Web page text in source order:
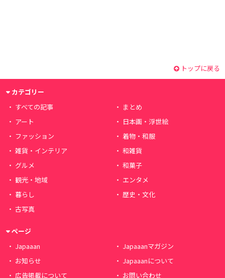
トップに戻る
カテゴリー
すべての記事
まとめ
アート
日本画・浮世絵
ファッション
着物・和服
雑貨・インテリア
和雑貨
グルメ
和菓子
観光・地域
エンタメ
暮らし
歴史・文化
古写真
ページ
Japaaan
Japaaanマガジン
お知らせ
Japaaanについて
広告掲載について
お問い合わせ